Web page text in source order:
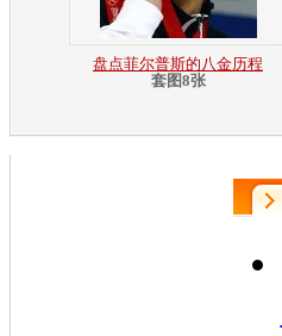
盘点菲尔普斯的八金历程
套图8张